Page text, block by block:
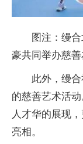
图注：缦
豪共同举办慈
此外，缦
的慈善艺术活
人才华的展现
亮相。